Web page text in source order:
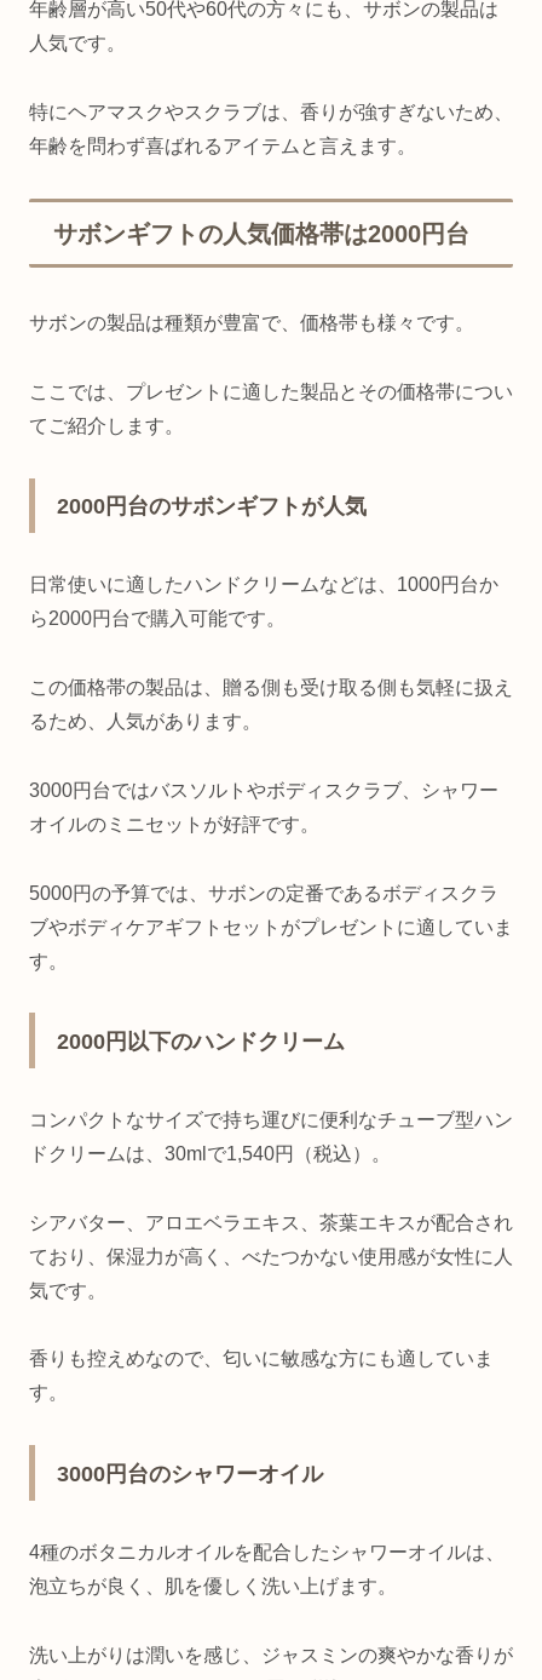
年齢層が高い50代や60代の方々にも、サボンの製品は
人気です。
特にヘアマスクやスクラブは、香りが強すぎないため、
年齢を問わず喜ばれるアイテムと言えます。
サボンギフトの人気価格帯は2000円台
サボンの製品は種類が豊富で、価格帯も様々です。
ここでは、プレゼントに適した製品とその価格帯につい
てご紹介します。
2000円台のサボンギフトが人気
日常使いに適したハンドクリームなどは、1000円台か
ら2000円台で購入可能です。
この価格帯の製品は、贈る側も受け取る側も気軽に扱え
るため、人気があります。
3000円台ではバスソルトやボディスクラブ、シャワー
オイルのミニセットが好評です。
5000円の予算では、サボンの定番であるボディスクラ
ブやボディケアギフトセットがプレゼントに適していま
す。
2000円以下のハンドクリーム
コンパクトなサイズで持ち運びに便利なチューブ型ハン
ドクリームは、30mlで1,540円（税込）。
シアバター、アロエベラエキス、茶葉エキスが配合され
ており、保湿力が高く、べたつかない使用感が女性に人
気です。
香りも控えめなので、匂いに敏感な方にも適していま
す。
3000円台のシャワーオイル
4種のボタニカルオイルを配合したシャワーオイルは、
泡立ちが良く、肌を優しく洗い上げます。
洗い上がりは潤いを感じ、ジャスミンの爽やかな香りが